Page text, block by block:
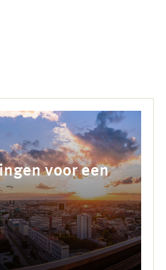
voor een